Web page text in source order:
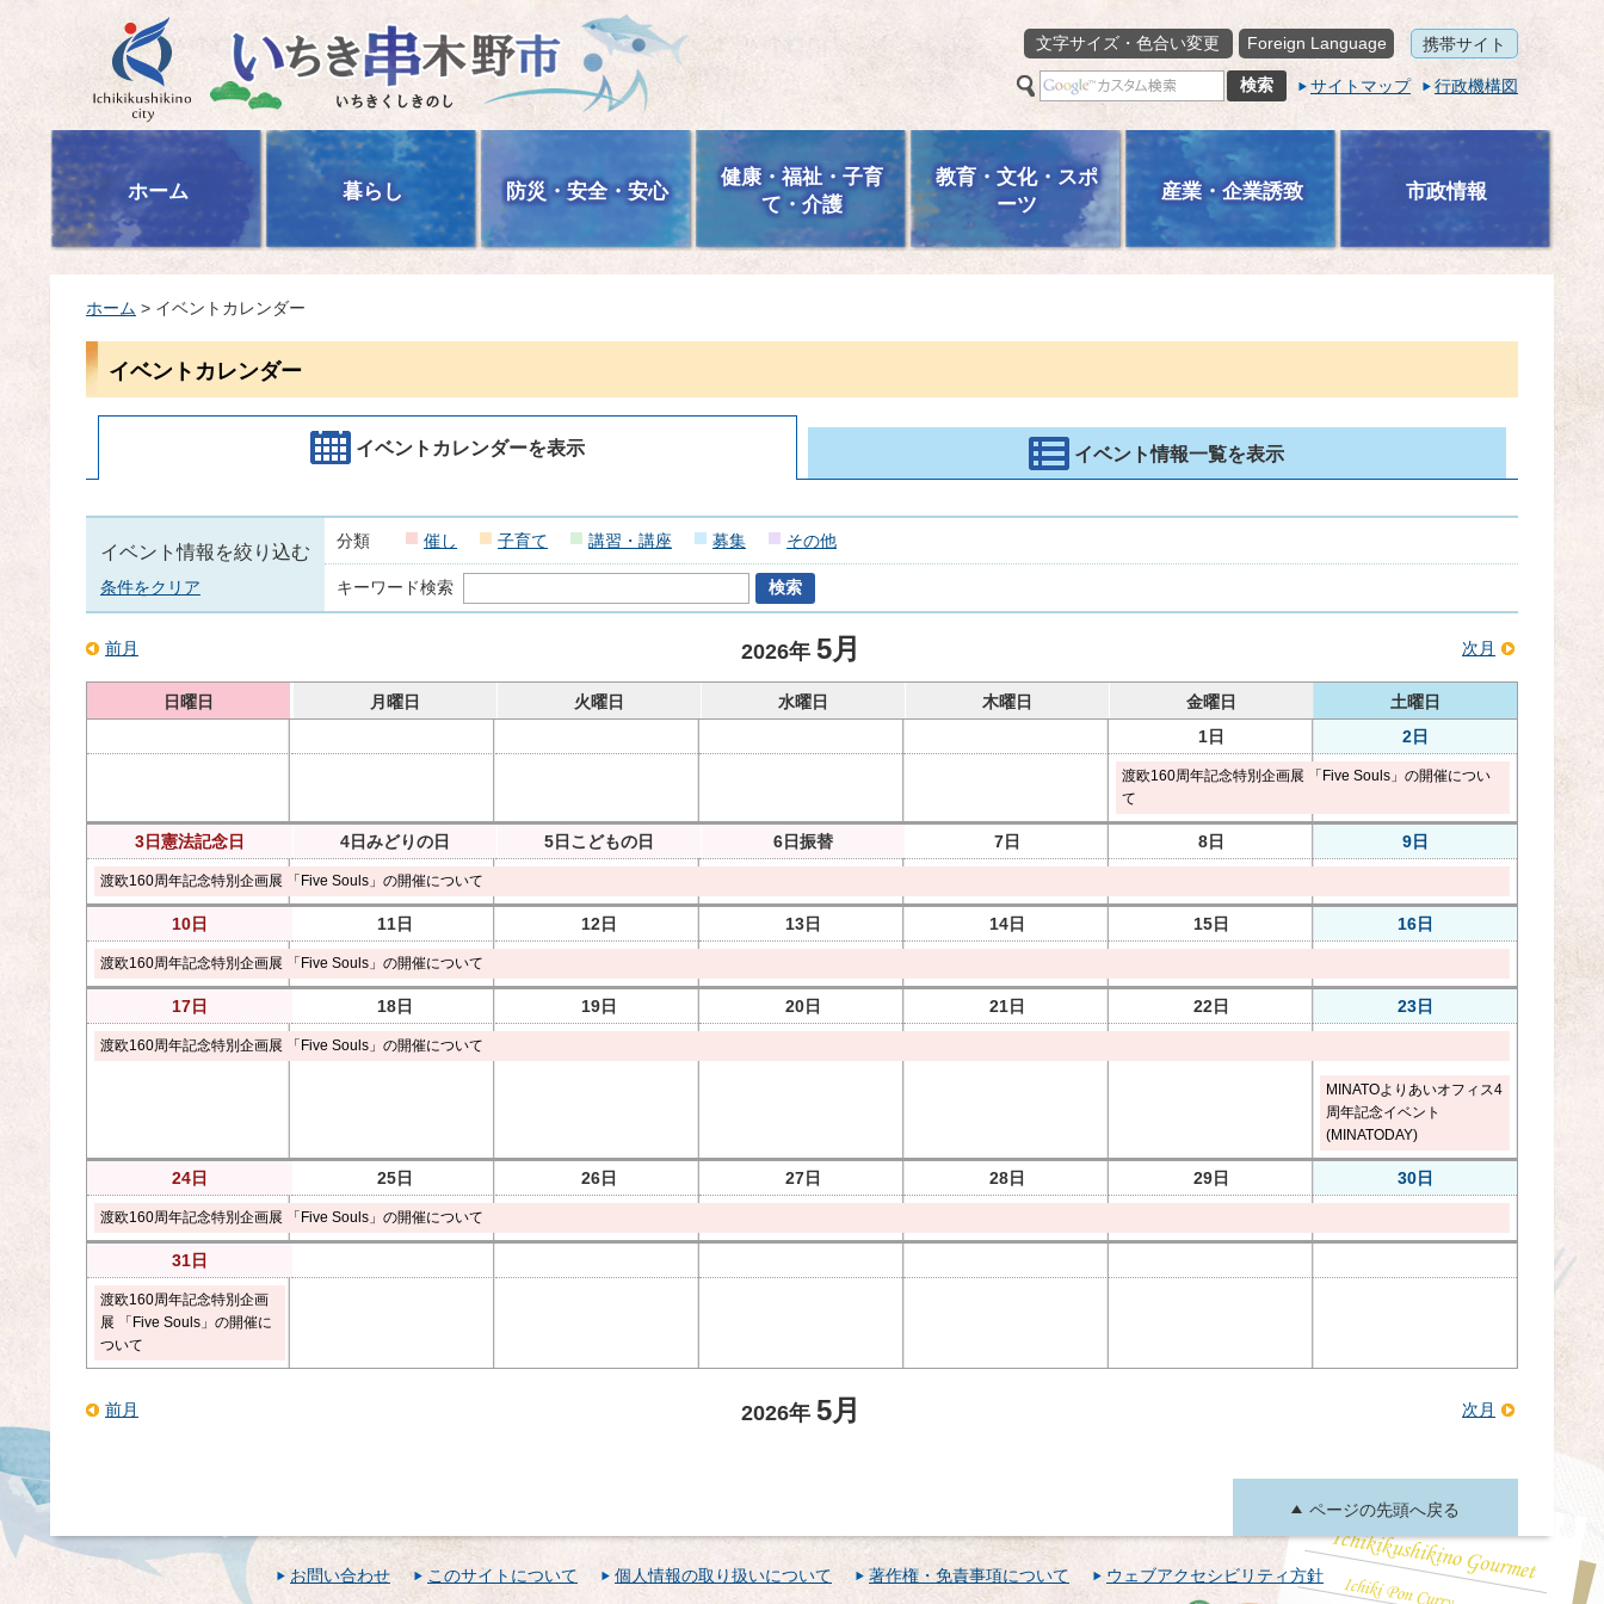
いちき串木野市
文字サイズ・色合い変更
Foreign Language 携帯サイト
サイトマップ 行政機構図
ホーム 暮らし 防災・安全・安心
健康・福祉・子育
て・介護
教育・文化・スポ
ーツ
産業・企業誘致 市政情報
ホーム > イベントカレンダー
イベントカレンダー
イベントカレンダーを表示 イベント情報一覧を表示
イベント情報を絞り込む
条件をクリア
分類 催し 子育て 講習・講座 募集 その他
キーワード検索
前月 2026年 5月 次月
日曜日 月曜日 火曜日 水曜日 木曜日 金曜日
土曜日
1日
2日
渡欧160周年記念特別企画展 「Five Souls」の開催につい
て
3日憲法記念日 4日みどりの日 5日 こどもの日 6日振替 7日 8日 9日
渡欧160周年記念特別企画展 「Five Souls」の開催について
10日 11日 12日 13日 14日 15日 16日
渡欧160周年記念特別企画展 「Five Souls」の開催について
17日 18日 19日 20日 21日 22日 23日
渡欧160周年記念特別企画展 「Five Souls」の開催について
MINATOよりあいオフィス4
周年記念イベント
(MINATODAY)
24日 25日 26日 27日 28日 29日 30日
渡欧160周年記念特別企画展 「Five Souls」の開催について
31日
渡欧160周年記念特別企画
展 「Five Souls」の開催に
ついて
前月 2026年 5月 次月
ページの先頭へ戻る
お問い合わせ このサイトについて 個人情報の取り扱いについて 著作権・免責事項について ウェブアクセシビリティ方針